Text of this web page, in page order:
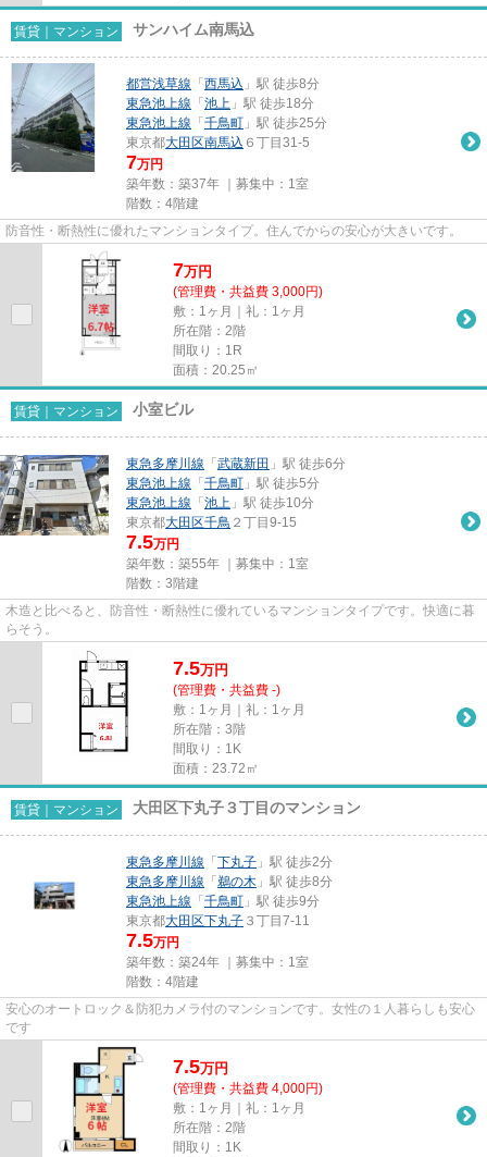
賃貸｜マンション サンハイム南馬込
都営浅草線 「 西馬込 」駅 徒歩8分
東急池上線 「 池上 」駅 徒歩18分
東急池上線 「 千鳥町 」駅 徒歩25分
東京都大田区南馬込 ６丁目31-5
7万円
築年数：築37年 ｜募集中： 1室
階数：4階建
防音性・断熱性に優れたマンションタイプ。住んでからの安心が大きいです。
7万円
(管理費・共益費 3,000円)
敷：1ヶ月｜礼：1ヶ月
所在階：2階
間取り：1R
面積：20.25㎡
賃貸｜マンション 小室ビル
東急多摩川線 「 武蔵新田 」駅 徒歩6分
東急池上線 「 千鳥町 」駅 徒歩5分
東急池上線 「 池上 」駅 徒歩10分
東京都大田区千鳥 ２丁目9-15
7.5万円
築年数：築55年 ｜募集中： 1室
階数：3階建
木造と比べると、防音性・断熱性に優れているマンションタイプです。快適に暮
らそう。
7.5万円
(管理費・共益費 -)
敷：1ヶ月｜礼：1ヶ月
所在階：3階
間取り：1K
面積：23.72㎡
賃貸｜マンション 大田区下丸子３丁目のマンション
東急多摩川線 「 下丸子 」駅 徒歩2分
東急多摩川線 「 鵜の木 」駅 徒歩8分
東急池上線 「 千鳥町 」駅 徒歩9分
東京都大田区下丸子 ３丁目7-11
7.5万円
築年数：築24年 ｜募集中： 1室
階数：4階建
安心のオートロック＆防犯カメラ付のマンションです。女性の１人暮らしも安心
です
7.5万円
(管理費・共益費 4,000円)
敷：1ヶ月｜礼：1ヶ月
所在階：2階
間取り：1K